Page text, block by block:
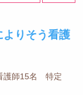
りそう看護
護師15名 特定